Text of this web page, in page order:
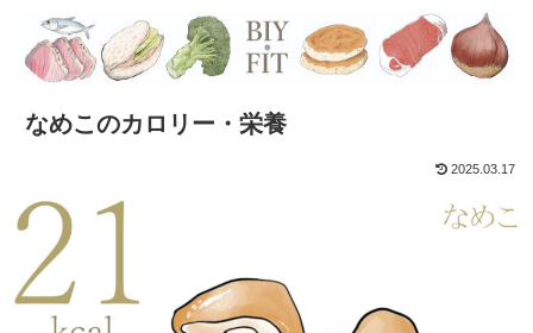
なめこのカロリー・栄養
2025.03.17